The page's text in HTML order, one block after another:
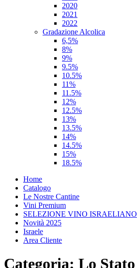
2020
2021
2022
Gradazione Alcolica
6,5%
8%
9%
9.5%
10.5%
11%
11.5%
12%
12.5%
13%
13.5%
14%
14.5%
15%
18.5%
Home
Catalogo
Le Nostre Cantine
Vini Premium
SELEZIONE VINO ISRAELIANO
Novità 2025
Israele
Area Cliente
Categoria: Lo Stato